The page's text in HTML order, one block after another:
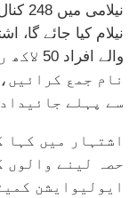
نیلام کیا جائے گا،
والے
نام جمع
سے پہلے
اشتہار میں کہا
حصہ لینے والوں
ایولیوایشن